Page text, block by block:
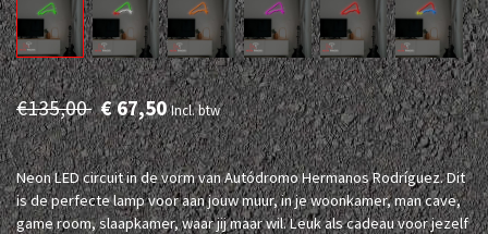
€135,00 € 67,50Incl. btw
Neon LED circuit in de vorm van Autódromo Hermanos Rodríguez. Dit
is de perfecte lamp voor aan jouw muur, in je woonkamer, man cave,
game room, slaapkamer, waar jij maar wil. Leuk als cadeau voor jezelf